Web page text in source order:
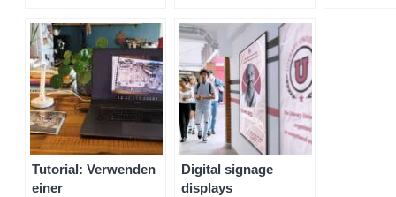
Tutorial: Verwenden
einer
Digital signage
displays